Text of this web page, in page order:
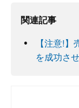
関連記事
【注意!
を成功さ